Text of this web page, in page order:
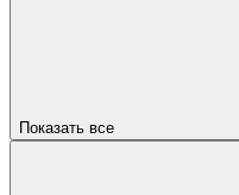
Показать все